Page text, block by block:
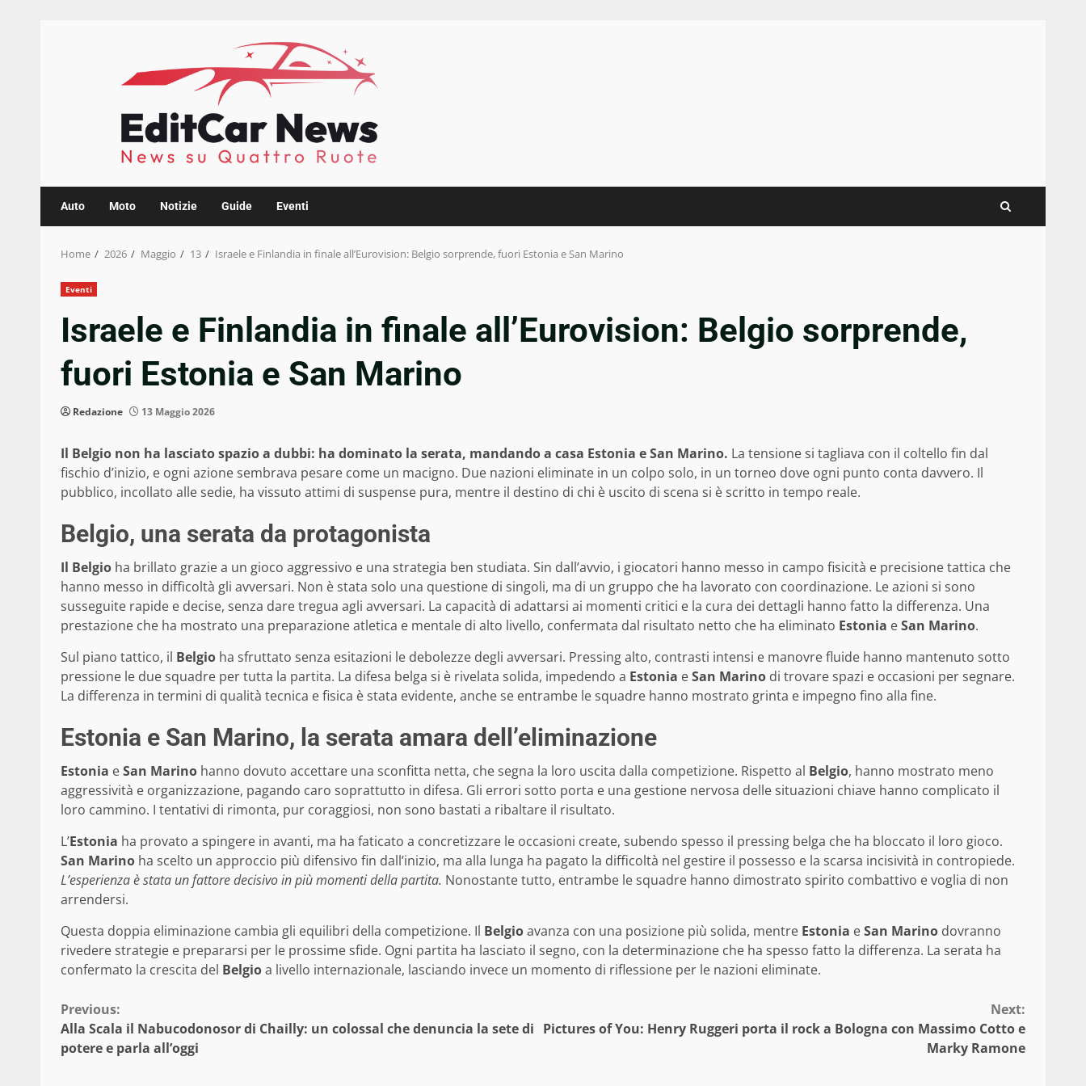
Auto Moto Notizie Guide Eventi
Home 2026 Maggio 13 Israele e Finlandia in finale all’Eurovision: Belgio sorprende, fuori Estonia e San Marino
Eventi
Israele e Finlandia in finale all’Eurovision: Belgio sorprende,
fuori Estonia e San Marino
Redazione 13 Maggio 2026
Il Belgio non ha lasciato spazio a dubbi: ha dominato la serata, mandando a casa Estonia e San Marino. La tensione si tagliava con il coltello fin dal
fischio d’inizio, e ogni azione sembrava pesare come un macigno. Due nazioni eliminate in un colpo solo, in un torneo dove ogni punto conta davvero. Il
pubblico, incollato alle sedie, ha vissuto attimi di suspense pura, mentre il destino di chi è uscito di scena si è scritto in tempo reale.
Belgio, una serata da protagonista
Il Belgio ha brillato grazie a un gioco aggressivo e una strategia ben studiata. Sin dall’avvio, i giocatori hanno messo in campo fisicità e precisione tattica che
hanno messo in difficoltà gli avversari. Non è stata solo una questione di singoli, ma di un gruppo che ha lavorato con coordinazione. Le azioni si sono
susseguite rapide e decise, senza dare tregua agli avversari. La capacità di adattarsi ai momenti critici e la cura dei dettagli hanno fatto la differenza. Una
prestazione che ha mostrato una preparazione atletica e mentale di alto livello, confermata dal risultato netto che ha eliminato Estonia eSan Marino.
Sul piano tattico, il Belgio ha sfruttato senza esitazioni le debolezze degli avversari. Pressing alto, contrasti intensi e manovre fluide hanno mantenuto sotto
pressione le due squadre per tutta la partita. La difesa belga si è rivelata solida, impedendo a Estonia eSan Marino di trovare spazi e occasioni per segnare.
La differenza in termini di qualità tecnica e fisica è stata evidente, anche se entrambe le squadre hanno mostrato grinta e impegno fino alla fine.
Estonia e San Marino, la serata amara dell’eliminazione
Estonia eSan Marino hanno dovuto accettare una sconfitta netta, che segna la loro uscita dalla competizione. Rispetto al Belgio, hanno mostrato meno
aggressività e organizzazione, pagando caro soprattutto in difesa. Gli errori sotto porta e una gestione nervosa delle situazioni chiave hanno complicato il
loro cammino. I tentativi di rimonta, pur coraggiosi, non sono bastati a ribaltare il risultato.
L’Estonia ha provato a spingere in avanti, ma ha faticato a concretizzare le occasioni create, subendo spesso il pressing belga che ha bloccato il loro gioco.
San Marino ha scelto un approccio più difensivo fin dall’inizio, ma alla lunga ha pagato la difficoltà nel gestire il possesso e la scarsa incisività in contropiede.
L’esperienza è stata un fattore decisivo in più momenti della partita. Nonostante tutto, entrambe le squadre hanno dimostrato spirito combattivo e voglia di non
arrendersi.
Questa doppia eliminazione cambia gli equilibri della competizione. Il Belgioavanza con una posizione più solida, mentre Estonia eSan Marino dovranno
rivedere strategie e prepararsi per le prossime sfide. Ogni partita ha lasciato il segno, con la determinazione che ha spesso fatto la differenza. La serata ha
confermato la crescita del Belgioa livello internazionale, lasciando invece un momento di riflessione per le nazioni eliminate.
Continue
Reading
Previous:
Alla Scala il Nabucodonosor di Chailly: un colossal che denuncia la sete di
potere e parla all’oggi
Next:
Pictures of You: Henry Ruggeri porta il rock a Bologna con Massimo Cotto e
Marky Ramone